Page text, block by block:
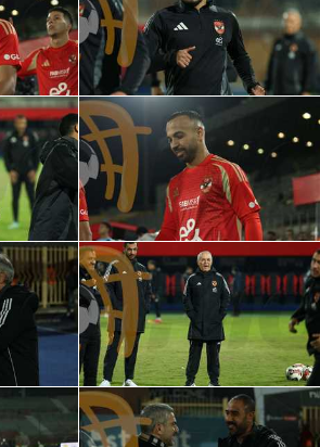
كرة يد
كرة طائرة
في المونديال
رياضة نسائية
آسيا
أمريكا
ركن الألعاب
أقسام خاصة
Gamers